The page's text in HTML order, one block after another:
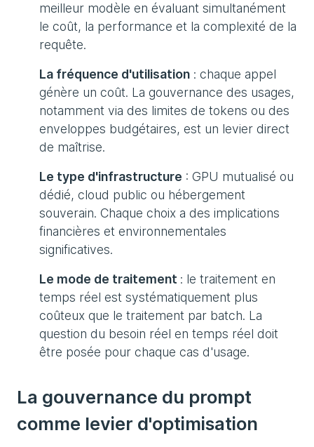
meilleur modèle en évaluant simultanément
le coût, la performance et la complexité de la
requête.
La fréquence d'utilisation : chaque appel
génère un coût. La gouvernance des usages,
notamment via des limites de tokens ou des
enveloppes budgétaires, est un levier direct
de maîtrise.
Le type d'infrastructure : GPU mutualisé ou
dédié, cloud public ou hébergement
souverain. Chaque choix a des implications
financières et environnementales
significatives.
Le mode de traitement : le traitement en
temps réel est systématiquement plus
coûteux que le traitement par batch. La
question du besoin réel en temps réel doit
être posée pour chaque cas d'usage.
La gouvernance du prompt
comme levier d'optimisation